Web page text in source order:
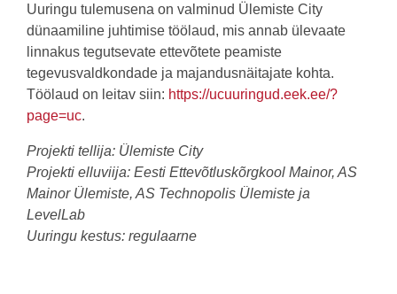
Uuringu tulemusena on valminud Ülemiste City
dünaamiline juhtimise töölaud, mis annab ülevaate
linnakus tegutsevate ettevõtete peamiste
tegevusvaldkondade ja majandusnäitajate kohta.
Töölaud on leitav siin: https://ucuuringud.eek.ee/?
page=uc.
Projekti tellija: Ülemiste City
Projekti elluviija: Eesti Ettevõtluskõrgkool Mainor, AS
Mainor Ülemiste, AS Technopolis Ülemiste ja
LevelLab
Uuringu kestus: regulaarne